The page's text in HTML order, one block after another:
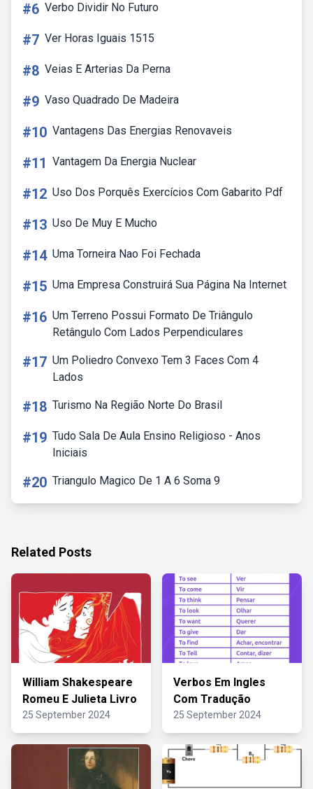
#6 Verbo Dividir No Futuro
#7 Ver Horas Iguais 1515
#8 Veias E Arterias Da Perna
#9 Vaso Quadrado De Madeira
#10 Vantagens Das Energias Renovaveis
#11 Vantagem Da Energia Nuclear
#12 Uso Dos Porquês Exercícios Com Gabarito Pdf
#13 Uso De Muy E Mucho
#14 Uma Torneira Nao Foi Fechada
#15 Uma Empresa Construirá Sua Página Na Internet
#16 Um Terreno Possui Formato De Triângulo
Retângulo Com Lados Perpendiculares
#17 Um Poliedro Convexo Tem 3 Faces Com 4
Lados
#18 Turismo Na Região Norte Do Brasil
#19 Tudo Sala De Aula Ensino Religioso - Anos
Iniciais
#20 Triangulo Magico De 1 A 6 Soma 9
Related Posts
William Shakespeare
Romeu E Julieta Livro
25 September 2024
Verbos Em Ingles
Com Tradução
25 September 2024